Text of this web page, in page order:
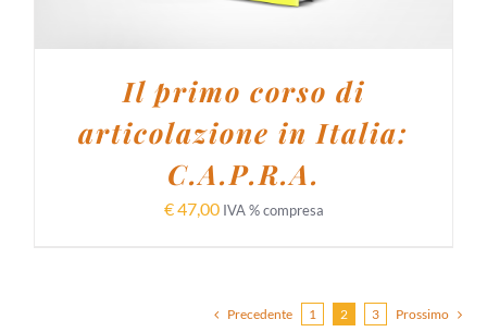
Il primo corso di
articolazione in Italia:
C.A.P.R.A.
€47,00 IVA % compresa
Precedente 1 2 3 Prossimo